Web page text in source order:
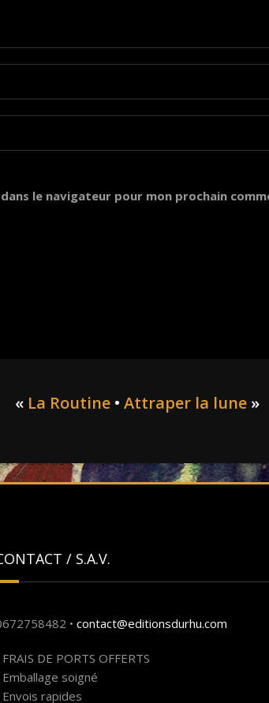
le navigateur pour mon prochain
« La Routine • Attraper la lune »
/ S.A.V.
• contact@editionsdurhu.com
FRAIS DE PORTS OFFERTS
Emballage soigné
Envois rapides